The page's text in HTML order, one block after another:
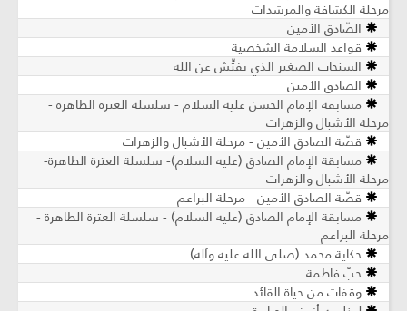
مرحلة الكشافة والمرشدات
الصّادق الأمين
قواعد السلامة الشخصية
السنجاب الصغير الذي يفتِّش عن الله
الصادق الأمين
مسابقة الإمام الحسن عليه السلام - سلسلة العترة الطاهرة -
مرحلة الأشبال والزهرات
قصّة الصادق الأمين - مرحلة الأشبال والزهرات
مسابقة الإمام الصادق (عليه السلام)- سلسلة العترة الطاهرة-
مرحلة الأشبال والزهرات
قصّة الصادق الأمين - مرحلة البراعم
مسابقة الإمام الصادق (عليه السلام) - سلسلة العترة الطاهرة -
مرحلة البراعم
حكاية محمد (صلى الله عليه وآله)
حبّ فاطمة
وقفات من حياة القائد